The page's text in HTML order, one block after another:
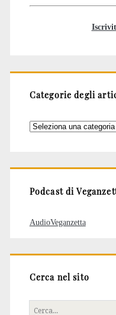
Categorie degli
Categorie
Podcast di
AudioVeganzetta
Cerca nel sito
Cerca